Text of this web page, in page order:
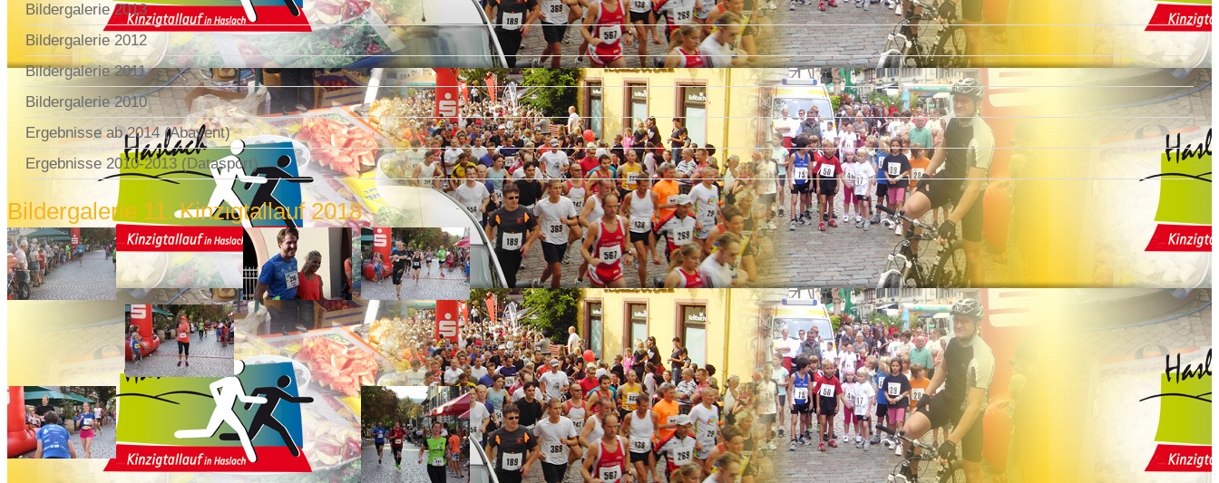
Bildergalerie 2013
Bildergalerie 2012
Bildergalerie 2011
Bildergalerie 2010
Ergebnisse ab 2014 (Abavent)
Ergebnisse 2010-2013 (Datasport)
Bildergalerie 11. Kinzigtallauf 2018